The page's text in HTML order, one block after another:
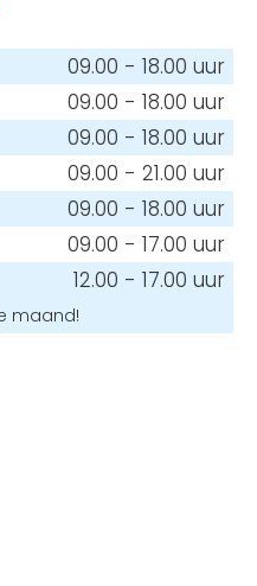
09.00 - 18.00 uur
09.00 - 18.00 uur
09.00 - 18.00 uur
09.00 - 21.00 uur
09.00 - 18.00 uur
09.00 - 17.00 uur
12.00 - 17.00 uur
maand!